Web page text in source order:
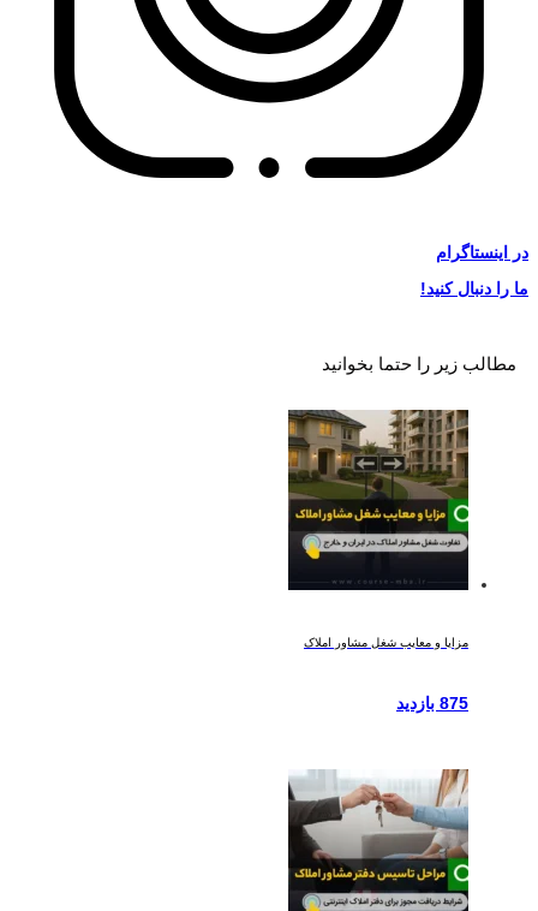
در
اینستاگرام
ما را دنبال کنید!
مطالب زیر را حتما بخوانید
مزایا و معایب شغل مشاور املاک
875 بازدید